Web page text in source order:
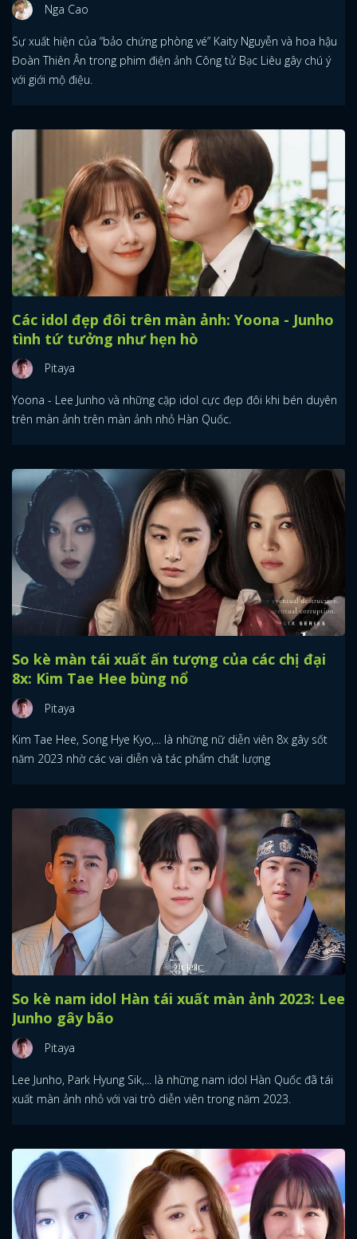
Nga Cao
Sự xuất hiện của “bảo chứng phòng vé” Kaity Nguyễn và hoa hậu
Đoàn Thiên Ân trong phim điện ảnh Công tử Bạc Liêu gây chú ý
với giới mộ điệu.
Các idol đẹp đôi trên màn ảnh: Yoona - Junho
tình tứ tưởng như hẹn hò
Pitaya
Yoona - Lee Junho và những cặp idol cực đẹp đôi khi bén duyên
trên màn ảnh trên màn ảnh nhỏ Hàn Quốc.
So kè màn tái xuất ấn tượng của các chị đại
8x: Kim Tae Hee bùng nổ
Pitaya
Kim Tae Hee, Song Hye Kyo,... là những nữ diễn viên 8x gây sốt
năm 2023 nhờ các vai diễn và tác phẩm chất lượng
So kè nam idol Hàn tái xuất màn ảnh 2023: Lee
Junho gây bão
Pitaya
Lee Junho, Park Hyung Sik,... là những nam idol Hàn Quốc đã tái
xuất màn ảnh nhỏ với vai trò diễn viên trong năm 2023.